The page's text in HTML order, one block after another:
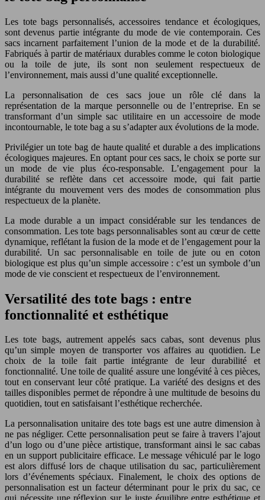
Les tote bags personnalisés, accessoires tendance et écologiques,
sont devenus partie intégrante du mode de vie contemporain. Ces
sacs incarnent parfaitement l’union de la mode et de la durabilité.
Fabriqués à partir de matériaux durables comme le coton biologique
ou la toile de jute, ils sont non seulement respectueux de
l’environnement, mais aussi d’une qualité exceptionnelle.
La personnalisation de ces sacs joue un rôle clé dans la
représentation de la marque personnelle ou de l’entreprise. En se
transformant d’un simple sac utilitaire en un accessoire de mode
incontournable, le tote bag a su s’adapter aux évolutions de la mode.
Privilégier un tote bag de haute qualité et durable a des implications
écologiques majeures. En optant pour ces sacs, le choix se porte sur
un mode de vie plus éco-responsable. L’engagement pour la
durabilité se reflète dans cet accessoire mode, qui fait partie
intégrante du mouvement vers des modes de consommation plus
respectueux de la planète.
La mode durable a un impact considérable sur les tendances de
consommation. Les tote bags personnalisables sont au cœur de cette
dynamique, reflétant la fusion de la mode et de l’engagement pour la
durabilité. Un sac personnalisable en toile de jute ou en coton
biologique est plus qu’un simple accessoire : c’est un symbole d’un
mode de vie conscient et respectueux de l’environnement.
Versatilité des tote bags : entre
fonctionnalité et esthétique
Les tote bags, autrement appelés sacs cabas, sont devenus plus
qu’un simple moyen de transporter vos affaires au quotidien. Le
choix de la toile fait partie intégrante de leur durabilité et
fonctionnalité. Une toile de qualité assure une longévité à ces pièces,
tout en conservant leur côté pratique. La variété des designs et des
tailles disponibles permet de répondre à une multitude de besoins du
quotidien, tout en satisfaisant l’esthétique recherchée.
La personnalisation unitaire des tote bags est une autre dimension à
ne pas négliger. Cette personnalisation peut se faire à travers l’ajout
d’un logo ou d’une pièce artistique, transformant ainsi le sac cabas
en un support publicitaire efficace. Le message véhiculé par le logo
est alors diffusé lors de chaque utilisation du sac, particulièrement
lors d’événements spéciaux. Finalement, le choix des options de
personnalisation est un facteur déterminant pour le prix du sac, ce